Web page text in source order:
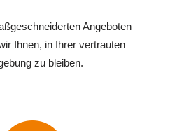
Angeboten
Ihnen, in Ihrer vertrauten
zu bleiben.